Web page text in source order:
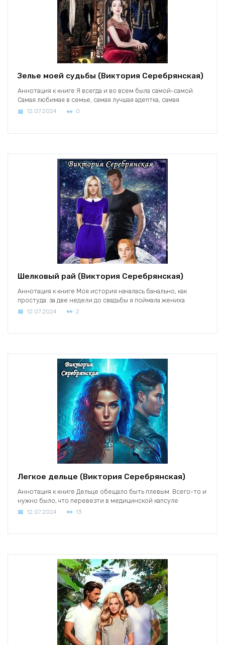
Зелье моей судьбы (Виктория Серебрянская)
Аннотация к книге Я всегда и во всем была самой-самой.
Самая любимая в семье, самая лучшая адептка, самая
12.07.2024 0
Шелковый рай (Виктория Серебрянская)
Аннотация к книге Моя история началась банально, как
простуда: за две недели до свадьбы я поймала жениха
12.07.2024 2
Легкое дельце (Виктория Серебрянская)
Аннотация к книге Дельце обещало быть плевым. Всего-то и
нужно было, что перевезти в медицинской капсуле
12.07.2024 13